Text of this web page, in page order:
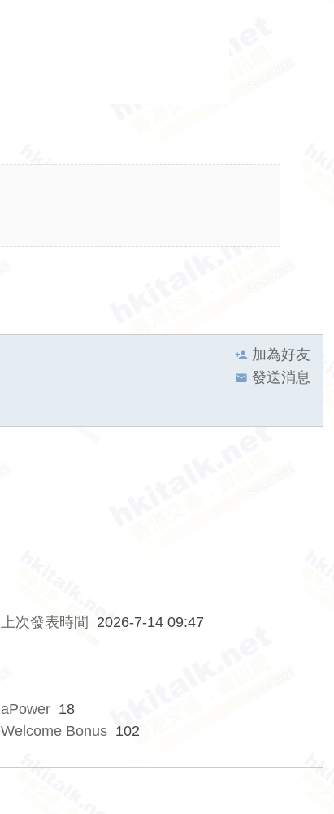
加為好友
發送消息
上次發表時間
2026-7-14 09:47
aPower 18
Welcome Bonus 102